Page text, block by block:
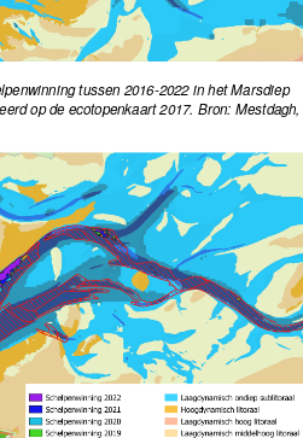
tussen 2016-2022 in het Marsdiep
op de ecotopenkaart 2017. Bron: Mestdagh,